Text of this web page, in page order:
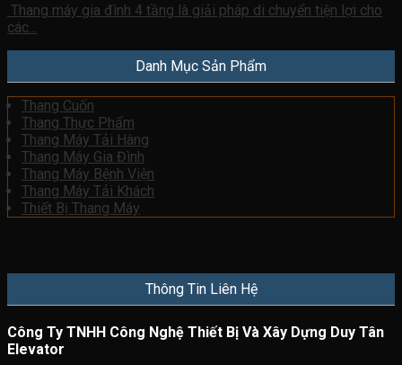
Thang máy gia đình 4 tầng là giải pháp di chuyển tiện lợi cho
các...
Danh Mục Sản Phẩm
Thang Cuốn
Thang Thực Phẩm
Thang Máy Tải Hàng
Thang Máy Gia Đình
Thang Máy Bệnh Viện
Thang Máy Tải Khách
Thiết Bị Thang Máy
Thông Tin Liên Hệ
Công Ty TNHH Công Nghệ Thiết Bị Và Xây Dựng Duy Tân
Elevator